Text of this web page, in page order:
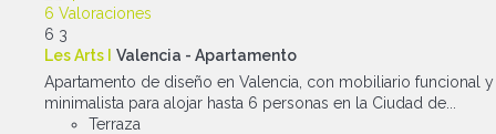
6 Valoraciones
6 3
Les Arts I Valencia - Apartamento
Apartamento de diseño en Valencia, con mobiliario funcional y
minimalista para alojar hasta 6 personas en la Ciudad de...
Terraza